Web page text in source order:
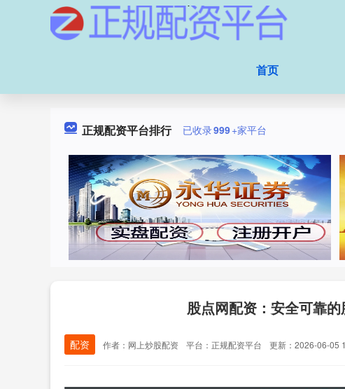
首页
正规配资平台排行 已收录999+家平台
股点网配资：安全可靠
配资 作者：网上炒股配资 平台：正规配资平台 更新：2026-06-05